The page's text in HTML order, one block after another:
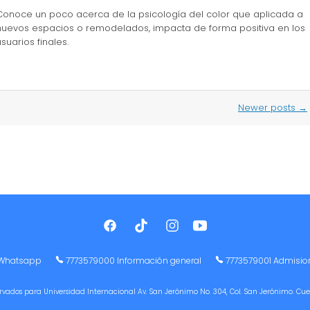
un poco acerca de la psicología del color que aplicada a
espacios o remodelados, impacta de forma positiva en los
finales.
Newer posts →
7773579000 Información general 7773579001
para Universidad Internacional Av. San Jerónimo No. 304, Col. San Jerónimo.